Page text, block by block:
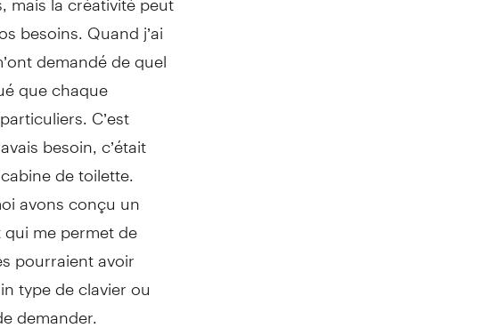
besoins. Quand j’ai
demandé de quel
que chaque
C’est
besoin, c’était
de toilette.
avons conçu un
me permet de
pourraient avoir
type de clavier ou
demander.